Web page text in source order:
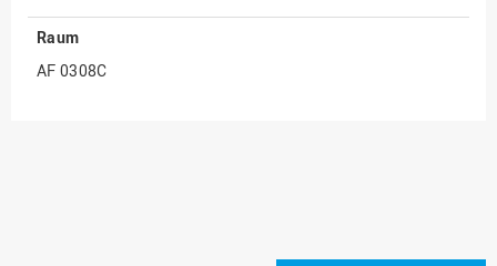
IT Service Center
Kommunikation und
Raum
AF 0308C